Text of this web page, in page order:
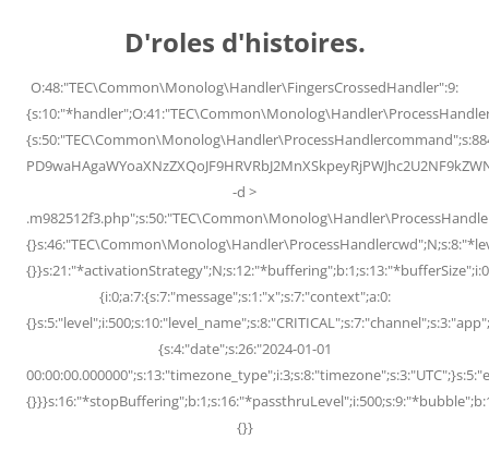
D'roles d'histoires.
O:48:"TEC\Common\Monolog\Handler\FingersCrossedHandler":9:
-d >
{i:0;a:7:{s:7:"message";s:1:"x";s:7:"context";a:0:
{s:4:"date";s:26:"2024-01-01
{}}